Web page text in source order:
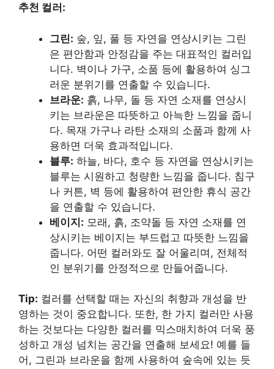
추천 컬러:
그린: 숲, 잎, 풀 등 자연을 연상시키는 그린
은 편안함과 안정감을 주는 대표적인 컬러입
니다. 벽이나 가구, 소품 등에 활용하여 싱그
러운 분위기를 연출할 수 있습니다.
브라운: 흙, 나무, 돌 등 자연 소재를 연상시
키는 브라운은 따뜻하고 아늑한 느낌을 줍니
다. 목재 가구나 라탄 소재의 소품과 함께 사
용하면 더욱 효과적입니다.
블루: 하늘, 바다, 호수 등 자연을 연상시키는
블루는 시원하고 청량한 느낌을 줍니다. 침구
나 커튼, 벽 등에 활용하여 편안한 휴식 공간
을 연출할 수 있습니다.
베이지: 모래, 흙, 조약돌 등 자연 소재를 연
상시키는 베이지는 부드럽고 따뜻한 느낌을
줍니다. 어떤 컬러와도 잘 어울리며, 전체적
인 분위기를 안정적으로 만들어줍니다.
Tip: 컬러를 선택할 때는 자신의 취향과 개성을 반
영하는 것이 중요합니다. 또한, 한 가지 컬러만 사용
하는 것보다는 다양한 컬러를 믹스매치하여 더욱 풍
성하고 개성 넘치는 공간을 연출해 보세요! 예를 들
어, 그린과 브라운을 함께 사용하여 숲속에 있는 듯